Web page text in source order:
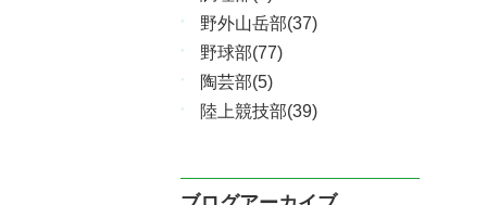
野外山岳部(37)
野球部(77)
陶芸部(5)
陸上競技部(39)